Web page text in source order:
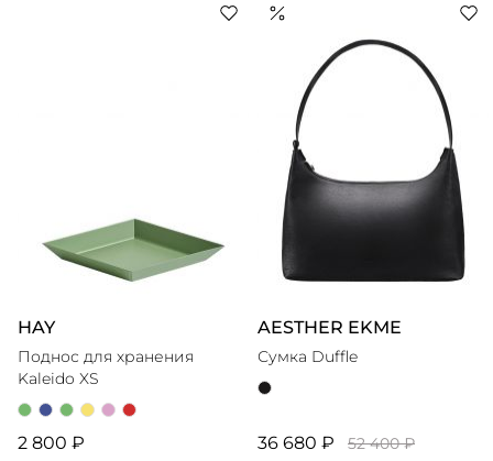
Изделия марки изготавливаются из бижутерных
сплавов с покрытием из золота или эмали, а также
украшаются полудрагоценными камнями, стразами и
жемчугом, становясь выразительными спутниками как
HAY
Поднос для хранения
Kaleido XS
2 800 ₽
AESTHER EKME
Сумка Duffle
36 680 ₽ 52 400 ₽